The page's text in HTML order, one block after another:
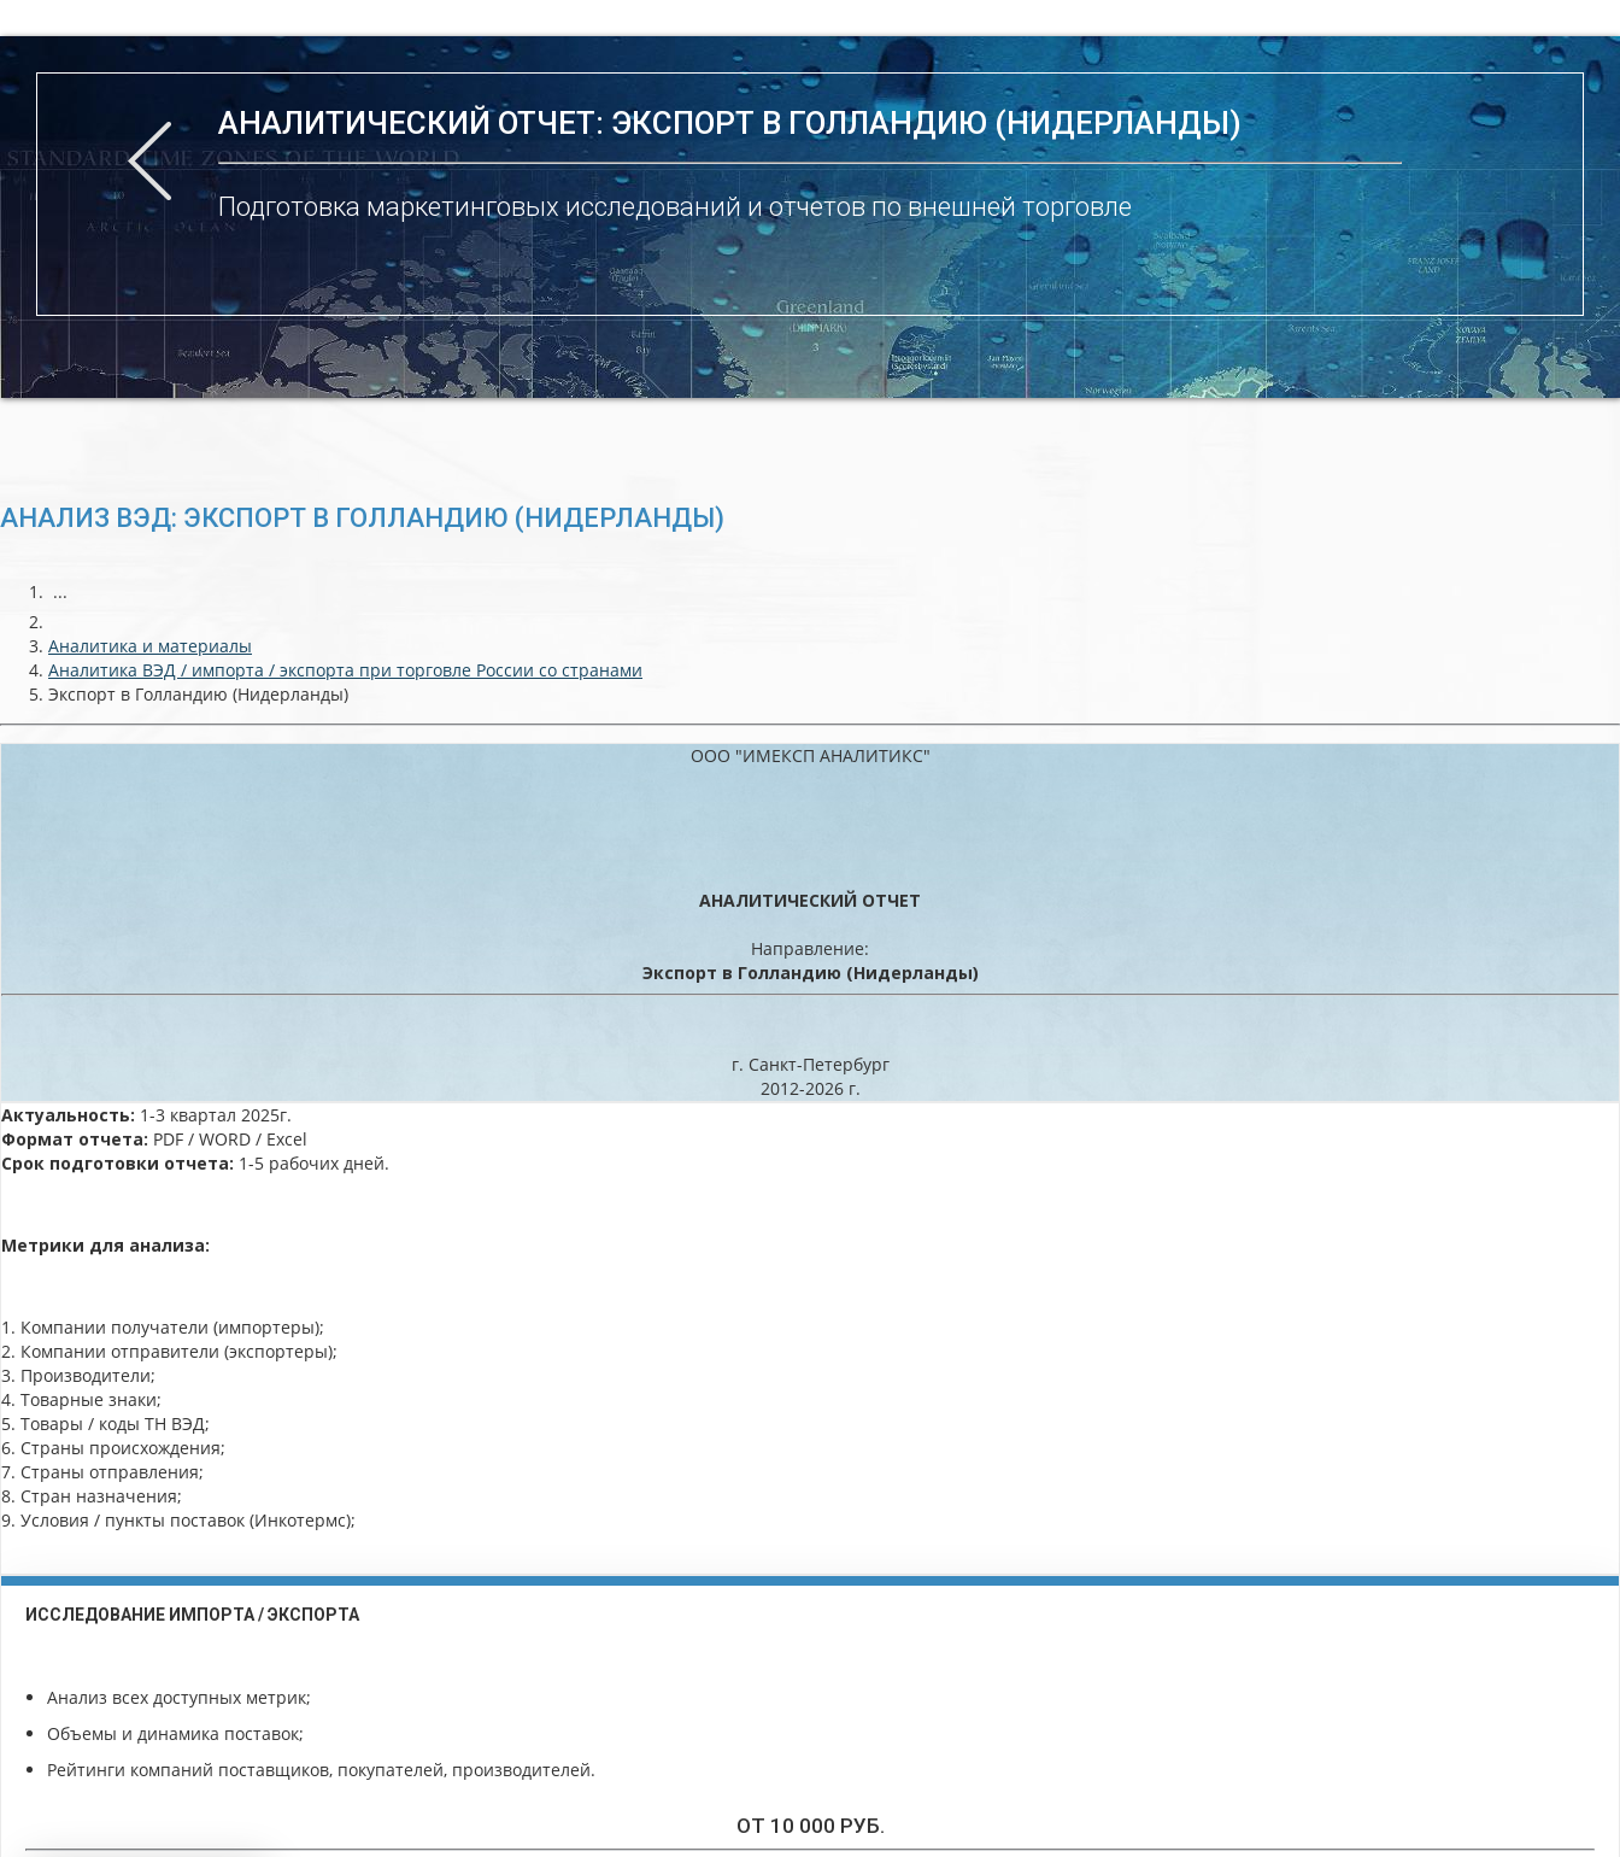
АНАЛИТИЧЕСКИЙ ОТЧЕТ: ЭКСПОРТ В ГОЛЛАНДИЮ (НИДЕРЛАНДЫ)
Подготовка маркетинговых исследований и отчетов по внешней торговле
АНАЛИЗ ВЭД: ЭКСПОРТ В ГОЛЛАНДИЮ (НИДЕРЛАНДЫ)
...
Аналитика и материалы
Аналитика ВЭД / импорта / экспорта при торговле России со странами
Экспорт в Голландию (Нидерланды)
ООО "ИМЕКСП АНАЛИТИКС"
АНАЛИТИЧЕСКИЙ ОТЧЕТ
Направление:
Экспорт в Голландию (Нидерланды)
г. Санкт-Петербург
2012-2026 г.
Актуальность: 1-3 квартал 2025г.
Формат отчета: PDF / WORD / Excel
Срок подготовки отчета: 1-5 рабочих дней.
Метрики для анализа:
1. Компании получатели (импортеры);
2. Компании отправители (экспортеры);
3. Производители;
4. Товарные знаки;
5. Товары / коды ТН ВЭД;
6. Страны происхождения;
7. Страны отправления;
8. Стран назначения;
9. Условия / пункты поставок (Инкотермс);
ИССЛЕДОВАНИЕ ИМПОРТА / ЭКСПОРТА
Анализ всех доступных метрик;
Объемы и динамика поставок;
Рейтинги компаний поставщиков, покупателей, производителей.
ОТ 10 000 РУБ.